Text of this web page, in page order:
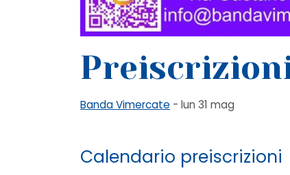
Banda Vimercate - lun 31 mag
Calendario preiscrizioni